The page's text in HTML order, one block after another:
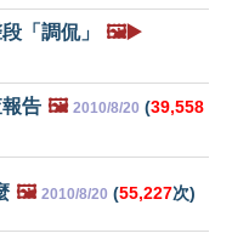
「調侃」 🖼️▶️
告 🖼️ 2010/8/20 (39,558
🖼️ 2010/8/20 (55,227次)